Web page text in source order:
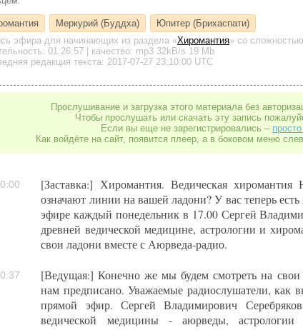
Меркурий (Буддха)
Юпитер (Брихаспати)
эфира для начинающих из раздела «Хиромантия» со
01:26:57 | качество: mp3 32kB/s 19 Mb
редакция текста: 2017-07-27 23:10:00 UTC
Прослушивание и загрузка этого материала без
Чтобы прослушать или скачать эту запись
Если вы еще не зарегистрировались –
Как войдёте на сайт, появится плеер, а в боковом меню
[Заставка:] Хиромантия. Ведическая
означают линии на вашей ладони? У вас теперь
эфире каждый понедельник в 17.00 Сергей
древней ведической медицине, астрологии и
свои ладони вместе с Аюрведа-радио.
[Ведущая:] Конечно же мы будем смотреть на свои
нам предписано. Уважаемые радиослушатели, как
прямой эфир. Сергей Владимирович
ведической медицины - аюрведы,